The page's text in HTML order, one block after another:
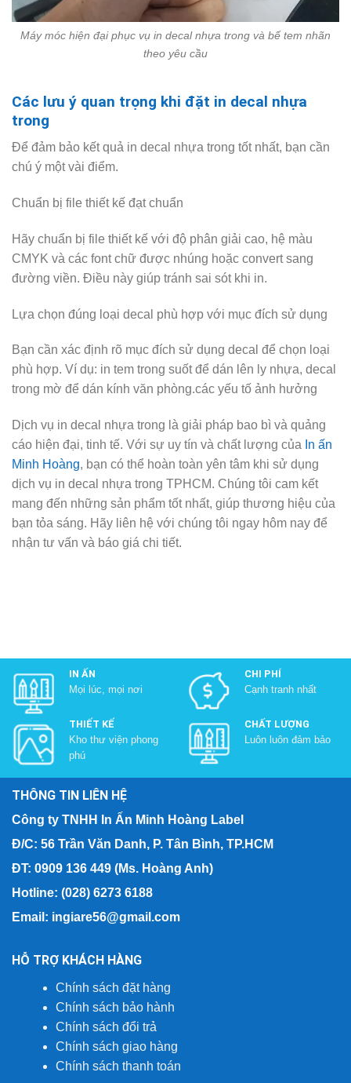
Máy móc hiện đại phục vụ in decal nhựa trong và bế tem nhãn
theo yêu cầu
Các lưu ý quan trọng khi đặt in decal nhựa
trong
Để đảm bảo kết quả in decal nhựa trong tốt nhất, bạn cần
chú ý một vài điểm.
Chuẩn bị file thiết kế đạt chuẩn
Hãy chuẩn bị file thiết kế với độ phân giải cao, hệ màu
CMYK và các font chữ được nhúng hoặc convert sang
đường viền. Điều này giúp tránh sai sót khi in.
Lựa chọn đúng loại decal phù hợp với mục đích sử dụng
Bạn cần xác định rõ mục đích sử dụng decal để chọn loại
phù hợp. Ví dụ: in tem trong suốt để dán lên ly nhựa, decal
trong mờ để dán kính văn phòng.các yếu tố ảnh hưởng
Dịch vụ in decal nhựa trong là giải pháp bao bì và quảng
cáo hiện đại, tinh tế. Với sự uy tín và chất lượng của In ấn
Minh Hoàng, bạn có thể hoàn toàn yên tâm khi sử dụng
dịch vụ in decal nhựa trong TPHCM. Chúng tôi cam kết
mang đến những sản phẩm tốt nhất, giúp thương hiệu của
bạn tỏa sáng. Hãy liên hệ với chúng tôi ngay hôm nay để
nhận tư vấn và báo giá chi tiết.
IN ẤN
Mọi lúc, mọi nơi
CHI PHÍ
Cạnh tranh nhất
THIẾT KẾ
Kho thư viện phong
phú
CHẤT LƯỢNG
Luôn luôn đảm bảo
THÔNG TIN LIÊN HỆ
Công ty TNHH In Ấn Minh Hoàng Label
Đ/C: 56 Trần Văn Danh, P. Tân Bình, TP.HCM
ĐT: 0909 136 449 (Ms. Hoàng Anh)
Hotline: (028) 6273 6188
Email: ingiare56@gmail.com
HỖ TRỢ KHÁCH HÀNG
Chính sách đặt hàng
Chính sách bảo hành
Chính sách đổi trả
Chính sách giao hàng
Chính sách thanh toán